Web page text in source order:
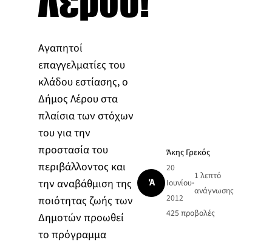
Αγαπητοί
επαγγελματίες του
κλάδου εστίασης, ο
Δήμος Λέρου στα
πλαίσια των στόχων
του για την
προστασία του
περιβάλλοντος και
την αναβάθμιση της
ποιότητας ζωής των
Δημοτών προωθεί
το πρόγραμμα
Ά
Άκης Γρεκός
20
Ιουνίου
2012
•
1 λεπτό
ανάγνωσης
425 προβολές